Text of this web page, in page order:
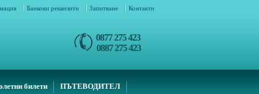
Банкови реквизити Запитване Контакти
0877 275 423
0887 275 423
билети ПЪТЕВОДИТЕЛ